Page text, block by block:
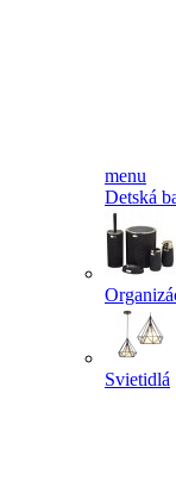
menu
Detská
Svietidlá